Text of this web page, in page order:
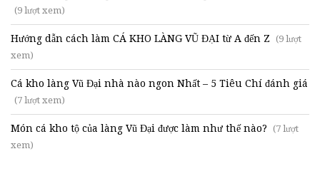
(9 lượt xem)
Hướng dẫn cách làm CÁ KHO LÀNG VŨ ĐẠI từ A đến Z (9 lượt
xem)
Cá kho làng Vũ Đại nhà nào ngon Nhất – 5 Tiêu Chí đánh giá
(7 lượt xem)
Món cá kho tộ của làng Vũ Đại được làm như thế nào? (7 lượt
xem)